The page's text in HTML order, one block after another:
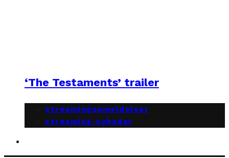
‘The Testaments’ trailer
streaminganmeldelser
streaming-nyheder